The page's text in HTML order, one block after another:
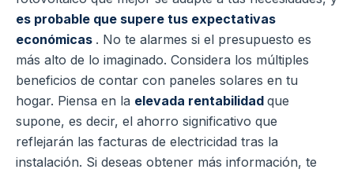
es probable que supere tus expectativas
económicas . No te alarmes si el presupuesto es
más alto de lo imaginado. Considera los múltiples
beneficios de contar con paneles solares en tu
hogar. Piensa en la elevada rentabilidad que
supone, es decir, el ahorro significativo que
reflejarán las facturas de electricidad tras la
instalación. Si deseas obtener más información, te